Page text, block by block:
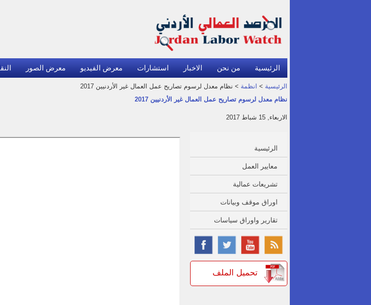
الرئيسية من نحن الاخبار استشارات معرض الفيديو معرض الصور
الرئيسية > انظمة > نظام معدل لرسوم تصاريح عمل العمال غير الأردنيين 2017
نظام معدل لرسوم تصاريح عمل العمال غير الأردنيين 2017
الاربعاء, 15 شباط 2017
الرئيسية
معايير العمل
تشريعات عمالية
اوراق موقف وبيانات
تقارير واوراق سياسات
تحميل الملف